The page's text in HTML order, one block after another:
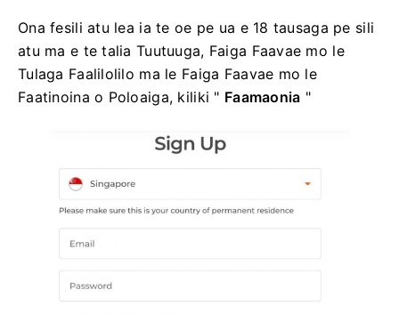
Ona fesili atu lea ia te oe pe ua e 18 tausaga pe sili
atu ma e te talia Tuutuuga, Faiga Faavae mo le
Tulaga Faalilolilo ma le Faiga Faavae mo le
Faatinoina o Poloaiga, kiliki " Faamaonia "